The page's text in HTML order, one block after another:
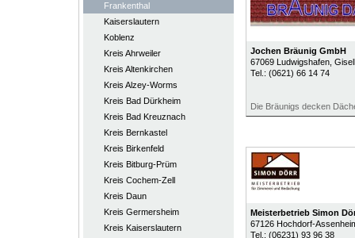
Frankenthal
Kaiserslautern
Koblenz
Kreis Ahrweiler
Kreis Altenkirchen
Kreis Alzey-Worms
Kreis Bad Dürkheim
Kreis Bad Kreuznach
Kreis Bernkastel
Kreis Birkenfeld
Kreis Bitburg-Prüm
Kreis Cochem-Zell
Kreis Daun
Kreis Germersheim
Kreis Kaiserslautern
Jochen Bräunig GmbH
67069 Ludwigshafen,
Tel.: (0621) 66 14 74
Die Bräunigs decken
Meisterbetrieb Simon
67126 Hochdorf-
Tel.: (06231) 93 96 38